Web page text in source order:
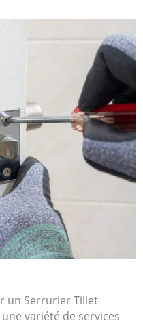
un Serrurier Tillet
variété de services